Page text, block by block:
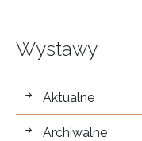
Wystawy
wystawy
Aktualne
Archiwalne